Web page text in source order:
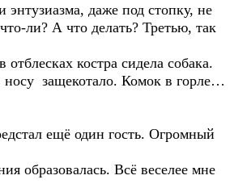
даже под стопку, не
ли? А что делать? Третью, так
костра сидела собака.
носу защекотало. Комок в горле…
ещё один гость. Огромный
образовалась. Всё веселее мне